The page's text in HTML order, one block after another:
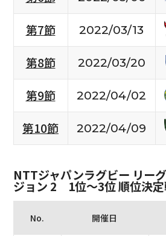
第7節
2022/03/13
第8節
2022/03/20
第9節
2022/04/02
第10節
2022/04/09
NTTジャパンラグビー リー
ジョン 2 1位〜3位 順位決
No. 開催日